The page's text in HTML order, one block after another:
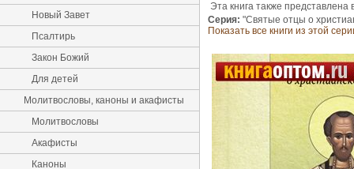
Новый Завет
Псалтирь
Закон Божий
Для детей
Молитвословы, каноны и акафисты
Молитвословы
Акафисты
Каноны
Эта книга также представлена
Серия: "Святые отцы о
Показать все книги из этой